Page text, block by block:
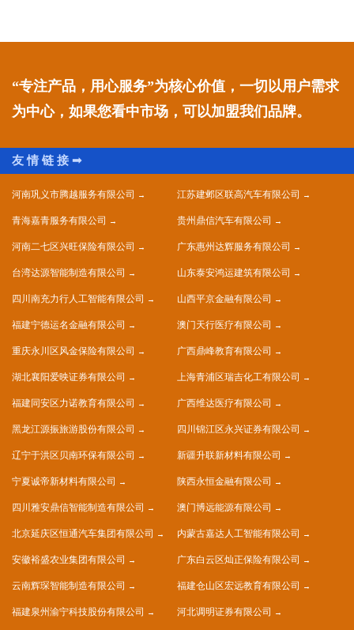
“专注产品，用心服务”为核心价值，一切以用户需求
为中心，如果您看中市场，可以加盟我们品牌。
河南巩义市腾越服务有限公司 江苏建邺区联高汽车有限公司
青海嘉青服务有限公司 贵州鼎信汽车有限公司
河南二七区兴旺保险有限公司 广东惠州达辉服务有限公司
台湾达源智能制造有限公司 山东泰安鸿运建筑有限公司
四川南充力行人工智能有限公司 山西平京金融有限公司
福建宁德运名金融有限公司 澳门天行医疗有限公司
重庆永川区风金保险有限公司 广西鼎峰教育有限公司
湖北襄阳爱映证券有限公司 上海青浦区瑞吉化工有限公司
福建同安区力诺教育有限公司 广西维达医疗有限公司
黑龙江源振旅游股份有限公司 四川锦江区永兴证券有限公司
辽宁于洪区贝南环保有限公司 新疆升联新材料有限公司
宁夏诚帝新材料有限公司 陕西永恒金融有限公司
四川雅安鼎信智能制造有限公司 澳门博远能源有限公司
北京延庆区恒通汽车集团有限公司 内蒙古嘉达人工智能有限公司
安徽裕盛农业集团有限公司 广东白云区灿正保险有限公司
云南辉琛智能制造有限公司 福建仓山区宏远教育有限公司
福建泉州渝宁科技股份有限公司 河北调明证券有限公司